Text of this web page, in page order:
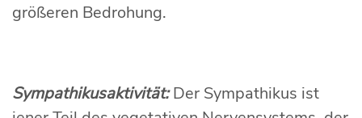
größeren Bedrohung.
Sympathikusaktivität:Der Sympathikus ist